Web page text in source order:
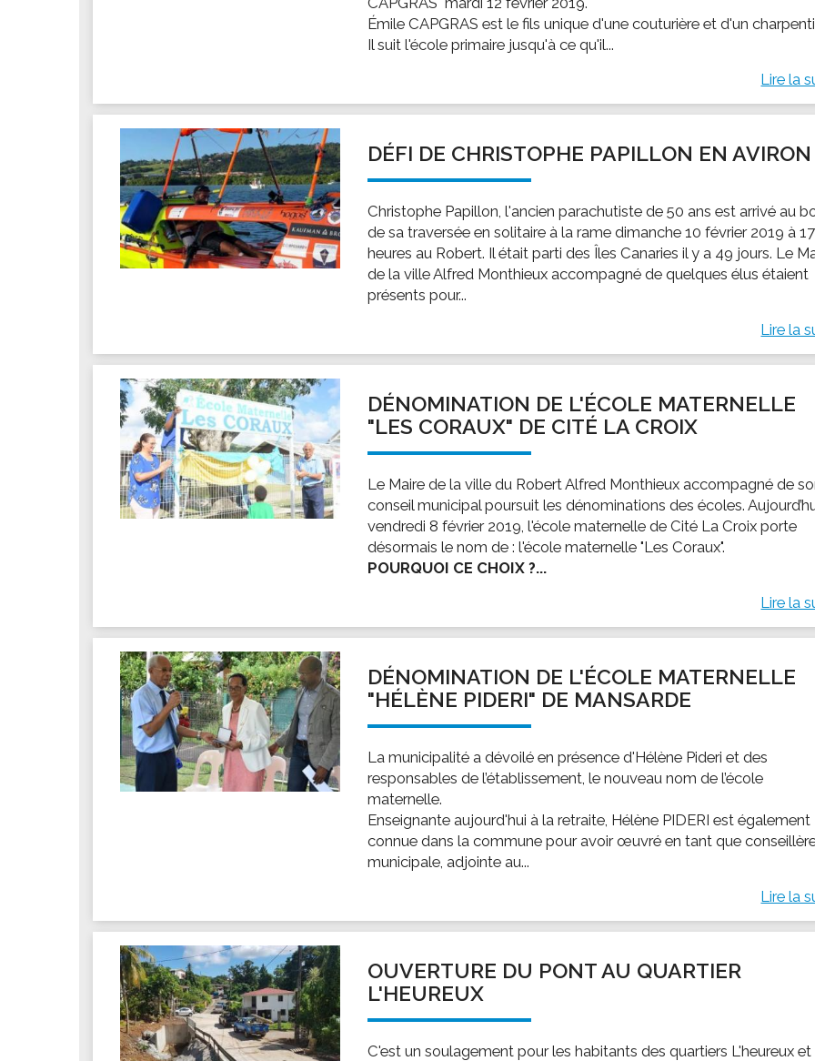
Les espaces numériques
Infos baignade
Infos sargasse
Toilettes publiques
Stationnement
Annuaire santé
Émile CAPGRAS est le fils unique d'une couturière et d'un
Il suit l'école primaire jusqu'à ce qu'il...
Lire la
DÉFI DE CHRISTOPHE PAPILLON EN AVIRON
Christophe Papillon, l'ancien parachutiste de 50 ans est arrivé au
de sa traversée en solitaire à la rame dimanche 10 février 2019 à 17
heures au Robert. Il était parti des Îles Canaries il y a 49 jours. Le
de la ville Alfred Monthieux accompagné de quelques élus étaient
présents pour...
Lire la
DÉNOMINATION DE L'ÉCOLE MATERNELLE
"LES CORAUX" DE CITÉ LA CROIX
Le Maire de la ville du Robert Alfred Monthieux accompagné de
conseil municipal poursuit les dénominations des écoles.
vendredi 8 février 2019, l'école maternelle de Cité La Croix porte
désormais le nom de : l'école maternelle "Les Coraux".
POURQUOI CE CHOIX ?...
Lire la
DÉNOMINATION DE L'ÉCOLE MATERNELLE
"HÉLÈNE PIDERI" DE MANSARDE
La municipalité a dévoilé en présence d'Hélène Pideri et des
responsables de l’établissement, le nouveau nom de l’école
maternelle.
Enseignante aujourd'hui à la retraite, Hélène PIDERI est également
connue dans la commune pour avoir œuvré en tant que
municipale, adjointe au...
Lire la
OUVERTURE DU PONT AU QUARTIER
L'HEUREUX
C'est un soulagement pour les habitants des quartiers L'heureux et